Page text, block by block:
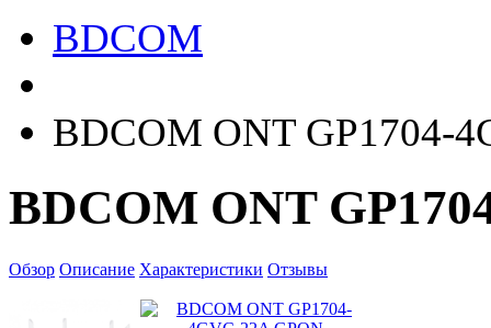
BDCOM
BDCOM ONT GP1704-
BDCOM ONT
Обзор Описание Характеристики Отзывы